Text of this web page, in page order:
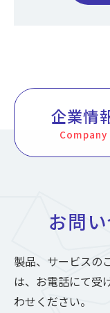
企業情
Company
お問
製品、サービスの
は、お電話にて受
わせください。